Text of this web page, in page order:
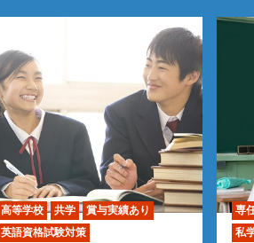
高等学校 共学
賞与実績あり
英語資格試験対策
専
私